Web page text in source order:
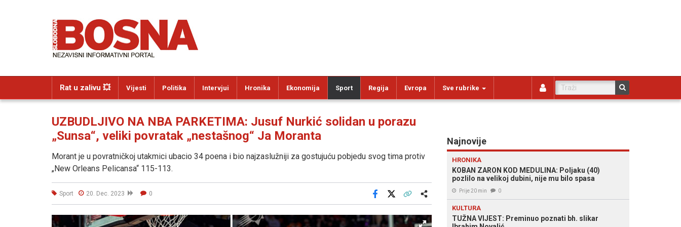
Rat u zalivu 💥 Vijesti Politika Intervjui Hronika Ekonomija Sport Regija Evropa Sve rubrike
UZBUDLJIVO NA NBA PARKETIMA: Jusuf Nurkić solidan u porazu
„Sunsa“, veliki povratak „nestašnog“ Ja Moranta
Morant je u povratničkoj utakmici ubacio 34 poena i bio najzaslužniji za gostujuću pobjedu svog tima protiv
„New Orleans Pelicansa“ 115-113.
Sport 20. Dec. 2023 0
Facebook
Najnovije
HRONIKA
KOBAN ZARON KOD MEDULINA: Poljaku (40)
pozlilo na velikoj dubini, nije mu bilo spasa
Prije 20 min 0
KULTURA
TUŽNA VIJEST: Preminuo poznati bh. slikar